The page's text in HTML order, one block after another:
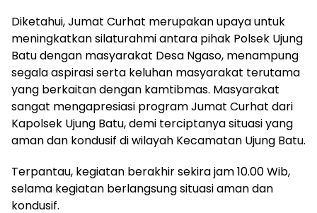
Diketahui, Jumat Curhat merupakan upaya untuk
meningkatkan silaturahmi antara pihak Polsek Ujung
Batu dengan masyarakat Desa Ngaso, menampung
segala aspirasi serta keluhan masyarakat terutama
yang berkaitan dengan kamtibmas. Masyarakat
sangat mengapresiasi program Jumat Curhat dari
Kapolsek Ujung Batu, demi terciptanya situasi yang
aman dan kondusif di wilayah Kecamatan Ujung Batu.
Terpantau, kegiatan berakhir sekira jam 10.00 Wib,
selama kegiatan berlangsung situasi aman dan
kondusif.